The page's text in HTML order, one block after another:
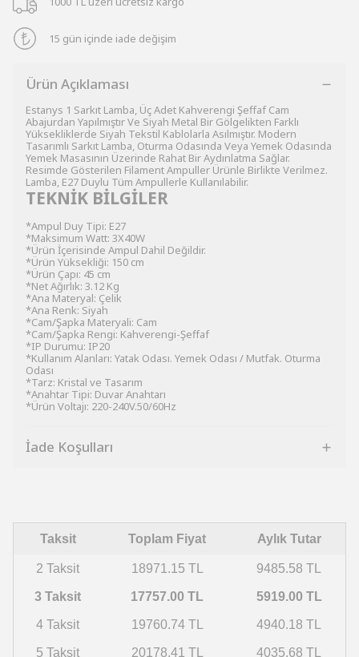
15 gün içinde iade değişim
Ürün Açıklaması
Estanys 1 Sarkıt Lamba, Üç Adet Kahverengi Şeffaf Cam
Abajurdan Yapılmıştır Ve Siyah Metal Bir Gölgelikten Farklı
Yüksekliklerde Siyah Tekstil Kablolarla Asılmıştır. Modern
Tasarımlı Sarkıt Lamba, Oturma Odasında Veya Yemek Odasında
Yemek Masasının Üzerinde Rahat Bir Aydınlatma Sağlar.
Resimde Gösterilen Filament Ampuller Ürünle Birlikte Verilmez.
Lamba, E27 Duylu Tüm Ampullerle Kullanılabilir.
TEKNİK BİLGİLER
*Ampul Duy Tipi: E27
*Maksimum Watt: 3X40W
*Ürün İçerisinde Ampul Dahil Değildir.
*Ürün Yüksekliği: 150 cm
*Ürün Çapı: 45 cm
*Net Ağırlık: 3.12 Kg
*Ana Materyal: Çelik
*Ana Renk: Siyah
*Cam/Şapka Materyali: Cam
*Cam/Şapka Rengi: Kahverengi-Şeffaf
*IP Durumu: IP20
*Kullanım Alanları: Yatak Odası. Yemek Odası / Mutfak. Oturma
Odası
*Tarz: Kristal ve Tasarım
*Anahtar Tipi: Duvar Anahtarı
*Ürün Voltajı: 220-240V.50/60Hz
İade Koşulları
Taksit Toplam Fiyat Aylık Tutar
2 Taksit 18971.15 TL 9485.58 TL
3 Taksit 17757.00 TL 5919.00 TL
4 Taksit 19760.74 TL 4940.18 TL
5 Taksit 20178.41 TL 4035.68 TL